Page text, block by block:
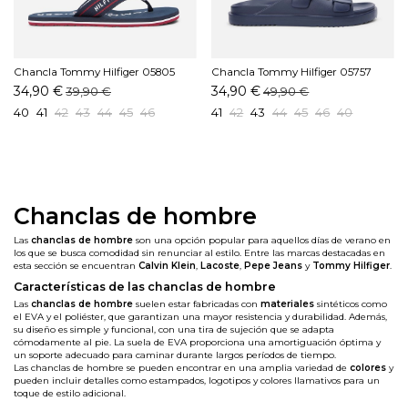
Chancla Tommy Hilfiger 05805
DW5 Marino
34,90 €39,90 €
40 41 42 43 44 45 46
Chancla Tommy Hilfiger 05757
DW5 Marino
34,90 € 49,90 €
41 42 43 44 45 46 40
Chanclas de hombre
Las chanclas de hombre son una opción popular para aquellos días de verano en
los que se busca comodidad sin renunciar al estilo. Entre las marcas destacadas en
esta sección se encuentran Calvin Klein, Lacoste, Pepe Jeans y Tommy Hilfiger.
Características de las chanclas de hombre
Las chanclas de hombre suelen estar fabricadas con materiales sintéticos como
el EVA y el poliéster, que garantizan una mayor resistencia y durabilidad. Además,
su diseño es simple y funcional, con una tira de sujeción que se adapta
cómodamente al pie. La suela de EVA proporciona una amortiguación óptima y
un soporte adecuado para caminar durante largos períodos de tiempo.
Las chanclas de hombre se pueden encontrar en una amplia variedad de colores y
pueden incluir detalles como estampados, logotipos y colores llamativos para un
toque de estilo adicional.